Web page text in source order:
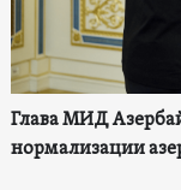
Глава МИД
нормализации